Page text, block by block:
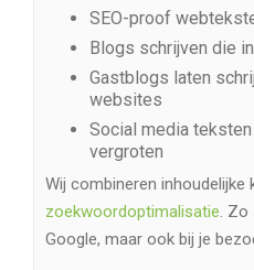
SEO-proof
Blogs schrijven die
Gastblogs laten
websites
Social media
vergroten
Wij combineren inhoudelijke
zoekwoordoptimalisatie. Zo
Google, maar ook bij je